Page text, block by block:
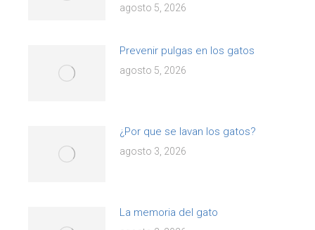
agosto 5, 2026
Prevenir pulgas en los gatos
agosto 5, 2026
¿Por que se lavan los gatos?
agosto 3, 2026
La memoria del gato